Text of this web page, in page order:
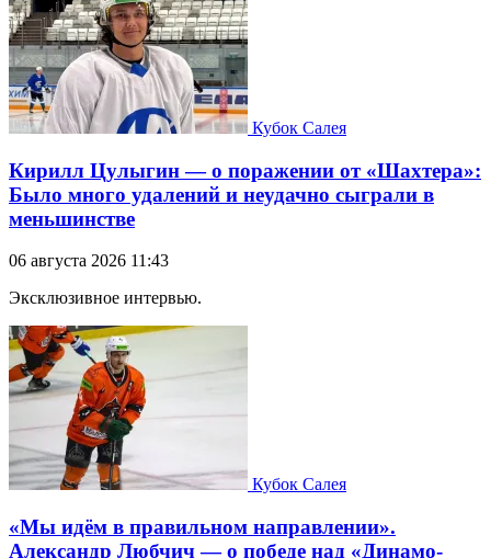
Кубок Салея
Кирилл Цулыгин — о поражении от «Шахтера»:
Было много удалений и неудачно сыграли в
меньшинстве
06 августа 2026 11:43
Эксклюзивное интервью.
Кубок Салея
«Мы идём в правильном направлении».
Александр Любчич — о победе над «Динамо-